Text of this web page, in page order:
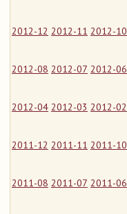
2012-12 2012-11 2012-10
2012-08 2012-07 2012-06
2012-04 2012-03 2012-02
2011-12 2011-11 2011-10
2011-08 2011-07 2011-06